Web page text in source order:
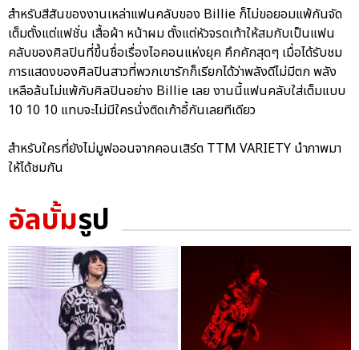
สำหรับสีสันของงานเหล่าแฟนคลับของ Billie ก็ไม่ขอยอมแพ้กันจัด
เต็มตั้งแต่แฟชั่น เสื้อผ้า หน้าผม ตั้งแต่หัวจรดเท้าให้สมกับเป็นแฟน
คลับของศิลปินที่ขึ้นชื่อเรื่องไอคอนแห่งยุค คึกคักสุดๆ เมื่อได้รับชม
การแสดงของศิลปินสาวที่พวกเขารักก็เรียกได้ว่าพลังดีไม่มีตก พลัง
เหลือล้นไม่แพ้กับศิลปินอย่าง Billie เลย งานนี้แฟนคลับใส่เต็มแบบ
10 10 10 แทบจะไม่มีใครนั่งติดเก้าอี้กันเลยทีเดียว
สำหรับใครที่ยังไม่มูฟออนจากคอนเสิร์ต TTM VARIETY นำภาพมา
ให้ได้ชมกัน
อัลบั้มรูป